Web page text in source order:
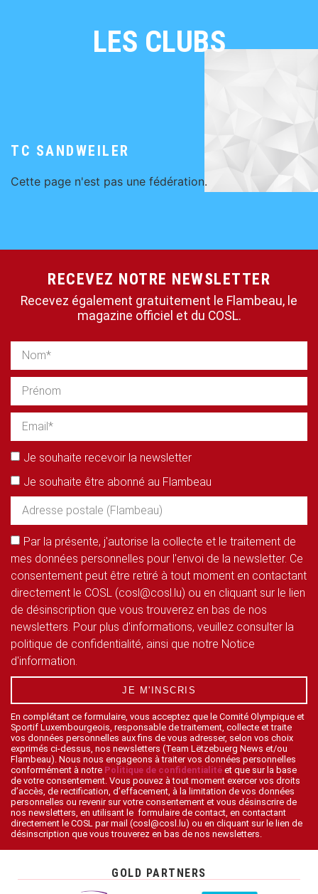
LES CLUBS
TC SANDWEILER
Cette page n'est pas une fédération.
RECEVEZ NOTRE NEWSLETTER
Recevez également gratuitement le Flambeau, le
magazine officiel et du COSL.
Je souhaite recevoir la newsletter
Je souhaite être abonné au Flambeau
Par la présente, j'autorise la collecte et le traitement de
mes données personnelles pour l'envoi de la newsletter. Ce
consentement peut être retiré à tout moment en contactant
directement le COSL (cosl@cosl.lu) ou en cliquant sur le lien
de désinscription que vous trouverez en bas de nos
newsletters. Pour plus d'informations, veuillez consulter la
politique de confidentialité, ainsi que notre Notice
d'information.
JE M'INSCRIS
En complétant ce formulaire, vous acceptez que le Comité Olympique et
Sportif Luxembourgeois, responsable de traitement, collecte et traite
vos données personnelles aux fins de vous adresser, selon vos choix
exprimés ci-dessus, nos newsletters (Team Lëtzebuerg News et/ou
Flambeau). Nous nous engageons à traiter vos données personnelles
conformément à notre Politique de confidentialité et que sur la base
de votre consentement. Vous pouvez à tout moment exercer vos droits
d’accès, de rectification, d’effacement, à la limitation de vos données
personnelles ou revenir sur votre consentement et vous désinscrire de
nos newsletters, en utilisant le formulaire de contact, en contactant
directement le COSL par mail (cosl@cosl.lu) ou en cliquant sur le lien de
désinscription que vous trouverez en bas de nos newsletters.
GOLD PARTNERS